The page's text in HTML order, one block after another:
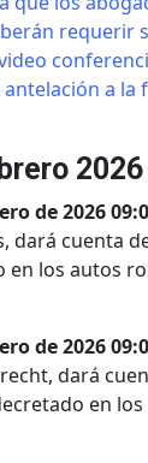
requerir
a la
2026
de 2026
dará cuenta
en los autos
de 2026
dará
en los